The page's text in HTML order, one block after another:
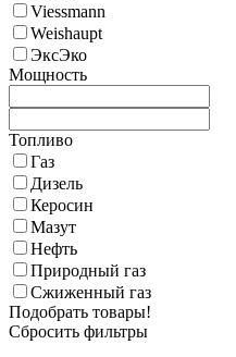
Viessmann
Weishaupt
ЭксЭко
Мощность
Топливо
Газ
Дизель
Керосин
Мазут
Нефть
Природный газ
Сжиженный газ
Подобрать товары!
Сбросить фильтры